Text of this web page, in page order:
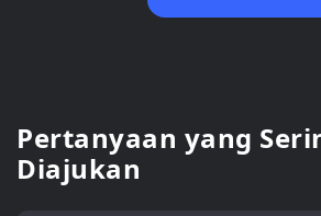
Pertanyaan yang
Diajukan